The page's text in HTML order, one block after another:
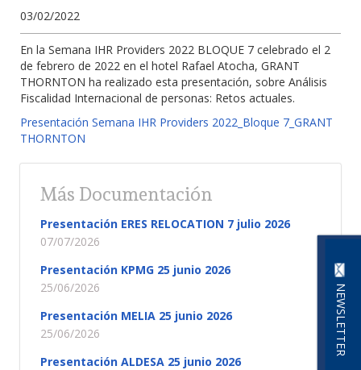
NEWSLETTER
03/02/2022
En la Semana IHR Providers 2022 BLOQUE 7 celebrado el 2
de febrero de 2022 en el hotel Rafael Atocha, GRANT
THORNTON ha realizado esta presentación, sobre Análisis
Fiscalidad Internacional de personas: Retos actuales.
Presentación Semana IHR Providers 2022_Bloque 7_GRANT
THORNTON
Más Documentación
Presentación ERES RELOCATION 7 julio 2026
07/07/2026
Presentación KPMG 25 junio 2026
25/06/2026
Presentación MELIA 25 junio 2026
25/06/2026
Presentación ALDESA 25 junio 2026